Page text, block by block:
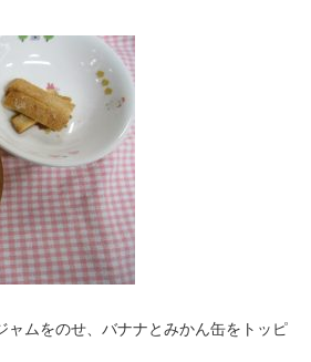
ムをのせ、バナナとみかん缶をトッピ